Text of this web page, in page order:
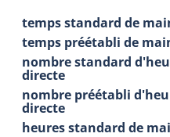
temps standard de
temps préétabli de
nombre standard
directe
nombre préétabli
directe
heures standard de